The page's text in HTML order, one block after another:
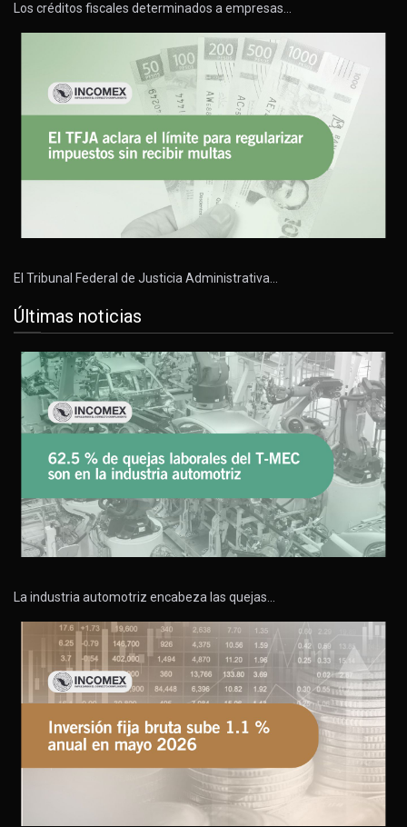
Los créditos fiscales determinados a empresas…
El Tribunal Federal de Justicia Administrativa…
Últimas noticias
La industria automotriz encabeza las quejas…